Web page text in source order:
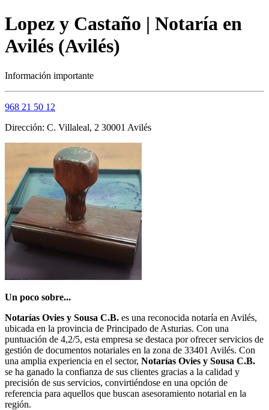
Lopez y Castaño | Notaría en
Avilés (Avilés)
Información importante
968 21 50 12
Dirección: C. Villaleal, 2 30001 Avilés
Un poco sobre...
Notarías Ovies y Sousa C.B. es una reconocida notaría en Avilés,
ubicada en la provincia de Principado de Asturias. Con una
puntuación de 4,2/5, esta empresa se destaca por ofrecer servicios de
gestión de documentos notariales en la zona de 33401 Avilés. Con
una amplia experiencia en el sector, Notarías Ovies y Sousa C.B.
se ha ganado la confianza de sus clientes gracias a la calidad y
precisión de sus servicios, convirtiéndose en una opción de
referencia para aquellos que buscan asesoramiento notarial en la
región.